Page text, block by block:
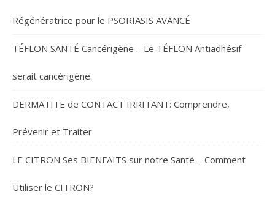
Régénératrice pour le PSORIASIS AVANCÉ
TÉFLON SANTÉ Cancérigène – Le TÉFLON Antiadhésif
serait cancérigène.
DERMATITE de CONTACT IRRITANT: Comprendre,
Prévenir et Traiter
LE CITRON Ses BIENFAITS sur notre Santé – Comment
Utiliser le CITRON?